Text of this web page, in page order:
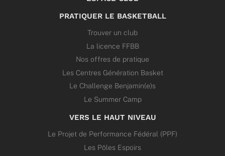
PRATIQUER LE BASKETBALL
Trouver un club
La licence FFBB
Nos offres de pratique
Les Centres Génération Basket
Le Challenge Benjamin(e)s
Le Summer Camp
VERS LE HAUT NIVEAU
Le Projet de Performance Fédéral (PPF)
Les Pôles Espoirs